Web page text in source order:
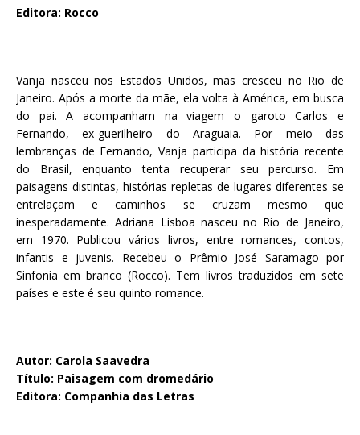
Editora: Rocco
Vanja nasceu nos Estados Unidos, mas cresceu no Rio de
Janeiro. Após a morte da mãe, ela volta à América, em busca
do pai. A acompanham na viagem o garoto Carlos e
Fernando, ex-guerilheiro do Araguaia. Por meio das
lembranças de Fernando, Vanja participa da história recente
do Brasil, enquanto tenta recuperar seu percurso. Em
paisagens distintas, histórias repletas de lugares diferentes se
entrelaçam e caminhos se cruzam mesmo que
inesperadamente. Adriana Lisboa nasceu no Rio de Janeiro,
em 1970. Publicou vários livros, entre romances, contos,
infantis e juvenis. Recebeu o Prêmio José Saramago por
Sinfonia em branco (Rocco). Tem livros traduzidos em sete
países e este é seu quinto romance.
Autor: Carola Saavedra
Título: Paisagem com dromedário
Editora: Companhia das Letras